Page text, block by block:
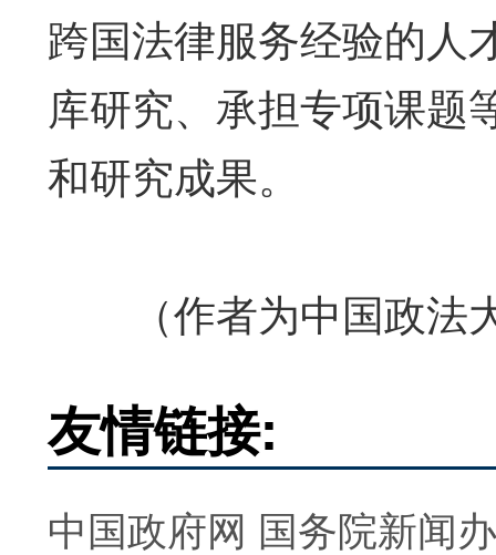
跨国法律服务经验的人
库研究、承担专项课题
和研究成果。
（作者为中国政法
友情链接:
中国政府网 国务院新闻